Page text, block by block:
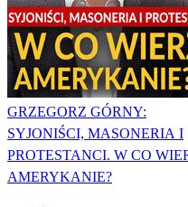
GRZEGORZ GÓRNY:
SYJONIŚCI, MASONERIA I
PROTESTANCI. W CO
AMERYKANIE?